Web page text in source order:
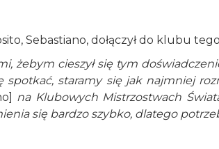
Sebastiano, dołączył do klubu
żebym cieszył się tym
spotkać, staramy się jak najmniej
na Klubowych Mistrzostwach
się bardzo szybko, dlatego